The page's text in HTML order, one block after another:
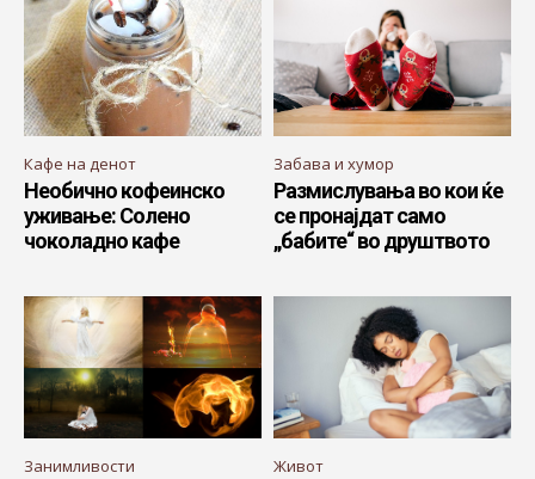
Кафе на денот
Необично кофеинско
уживање: Солено
чоколадно кафе
Забава и хумор
Размислувања во кои ќе
се пронајдат само
„бабите“ во друштвото
Занимливости Живот